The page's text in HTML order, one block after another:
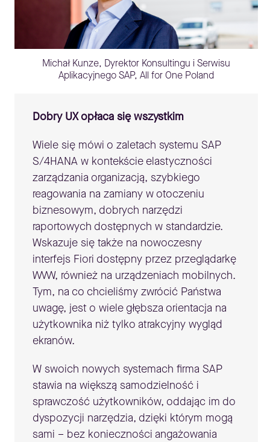
Michał Kunze, Dyrektor Konsultingu i Serwisu
Aplikacyjnego SAP, All for One Poland
Dobry UX opłaca się wszystkim
Wiele się mówi o zaletach systemu SAP
S/4HANA w kontekście elastyczności
zarządzania organizacją, szybkiego
reagowania na zamiany w otoczeniu
biznesowym, dobrych narzędzi
raportowych dostępnych w standardzie.
Wskazuje się także na nowoczesny
interfejs Fiori dostępny przez przeglądarkę
WWW, również na urządzeniach mobilnych.
Tym, na co chcieliśmy zwrócić Państwa
uwagę, jest o wiele głębsza orientacja na
użytkownika niż tylko atrakcyjny wygląd
ekranów.
W swoich nowych systemach firma SAP
stawia na większą samodzielność i
sprawczość użytkowników, oddając im do
dyspozycji narzędzia, dzięki którym mogą
sami – bez konieczności angażowania